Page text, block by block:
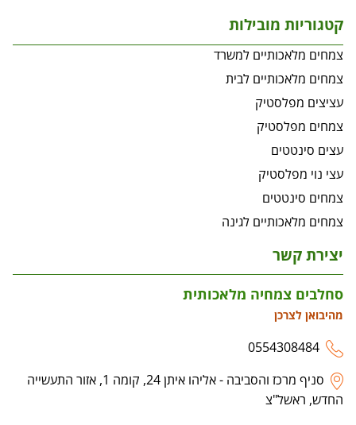
קטגוריות מובילות
צמחים מלאכותיים למשרד
צמחים מלאכותיים לבית
עציצים מפלסטיק
צמחים מפלסטיק
עצים סינטטים
עצי נוי מפלסטיק
צמחים סינטטים
צמחים מלאכותיים לגינה
יצירת קשר
סחלבים צמחיה מלאכותית
מהיבואן לצרכן
0554308484
סניף מרכז והסביבה - אליהו איתן 24, קומה 1, אזור התעשייה
החדש, ראשל"צ